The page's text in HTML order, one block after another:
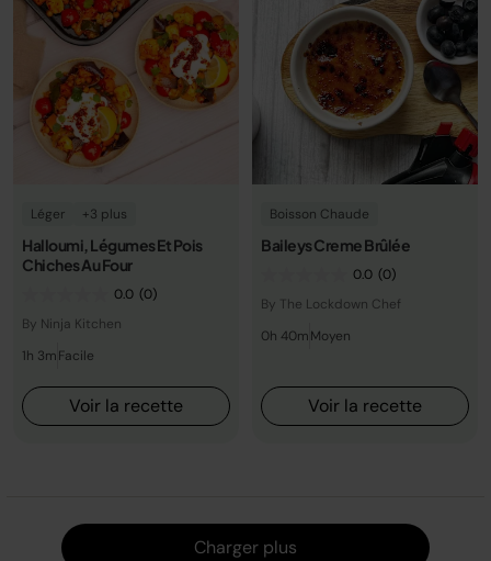
Léger +3 plus
Halloumi, Légumes Et Pois
Chiches Au Four
0.0 (0)
By Ninja Kitchen
1h 3mFacile
Voir la recette
Boisson Chaude
Baileys Creme Brûlée
0.0 (0)
By The Lockdown Chef
0h 40mMoyen
Voir la recette
Charger plus